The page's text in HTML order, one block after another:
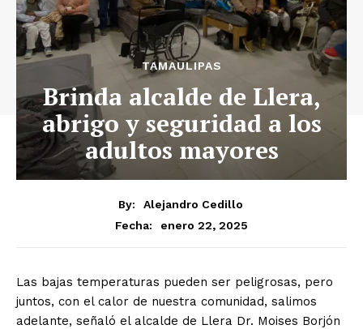
TAMAULIPAS
Brinda alcalde de Llera,
abrigo y seguridad a los
adultos mayores
By:
Alejandro Cedillo
Fecha:
enero 22, 2025
Las bajas temperaturas pueden ser peligrosas, pero
juntos, con el calor de nuestra comunidad, salimos
adelante, señaló el alcalde de Llera Dr. Moises Borjón